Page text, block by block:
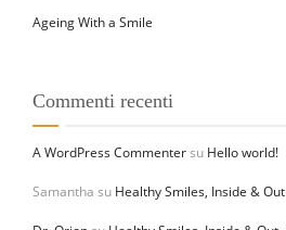
Ageing With a Smile
Commenti recenti
A WordPress Commentersu Hello world!
Samantha su Healthy Smiles, Inside & Out